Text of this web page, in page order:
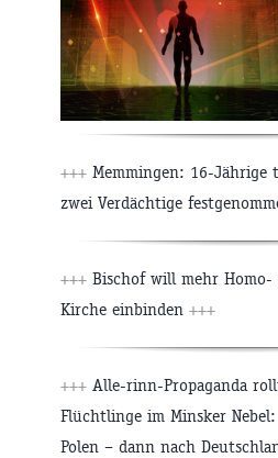
+++ Memmingen: 16-Jährige
zwei Verdächtige
+++ Bischof will mehr Homo-
Kirche einbinden +++
+++ Alle-rinn-Propaganda
Flüchtlinge im Minsker
Polen – dann nach